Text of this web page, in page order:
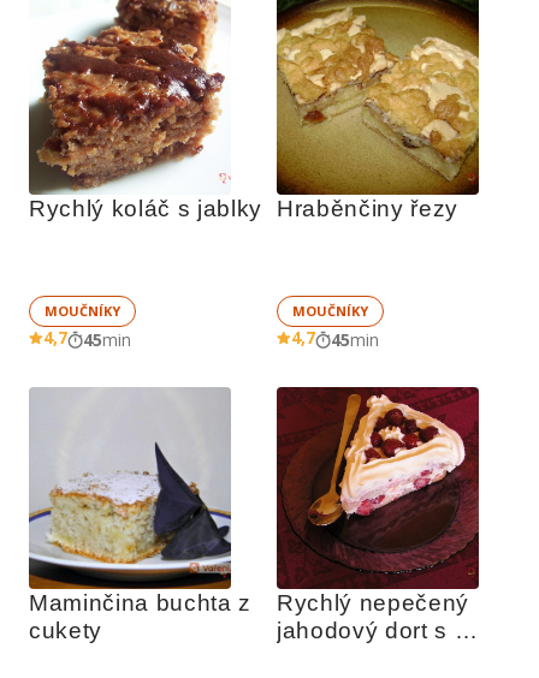
Rychlý koláč s jablky
MOUČNÍKY
4,7 45min
Hraběnčiny řezy
MOUČNÍKY
4,7 45min
Maminčina buchta z
cukety
Rychlý nepečený
jahodový dort s